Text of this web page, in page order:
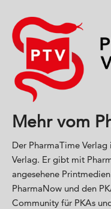
Mehr vom
Der PharmaTime
Verlag. Er gibt mit
angesehene
PharmaNow und den
Community für PKAs